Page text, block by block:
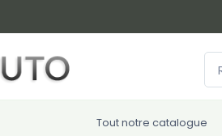
Tout notre catalogue